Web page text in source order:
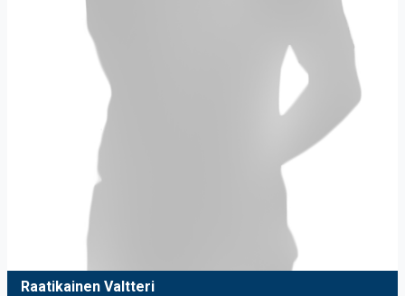
Raatikainen Valtteri